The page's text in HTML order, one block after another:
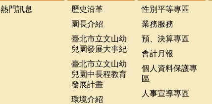
熱門訊息
歷史沿革
園長介紹
臺北市立文山幼
兒園發展大事紀
臺北市立文山幼
兒園中長程教育
發展計畫
環境介紹
性別平等專區
業務服務
預、決算專區
會計月報
個人資料保護專
區
人事宣導專區